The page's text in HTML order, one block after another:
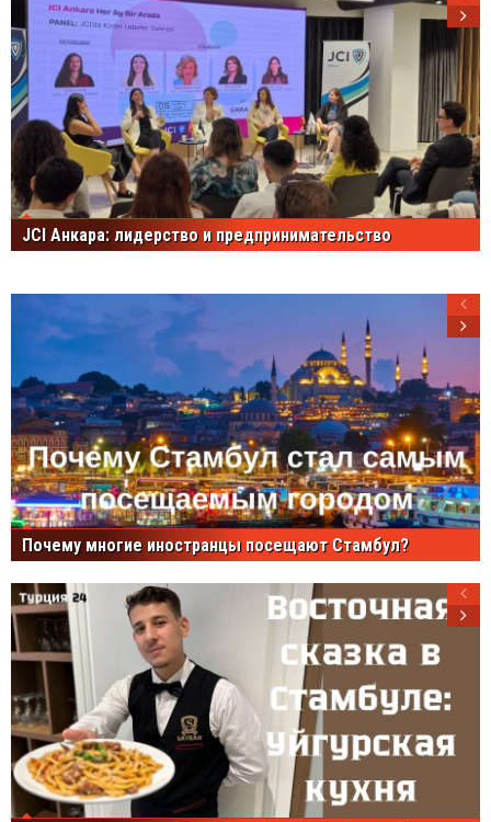
JCI Анкара: лидерство и предпринимательство
Почему многие иностранцы посещают Стамбул?